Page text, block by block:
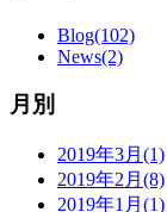
Blog(102)
News(2)
月別
2019年3月(1)
2019年2月(8)
2019年1月(1)